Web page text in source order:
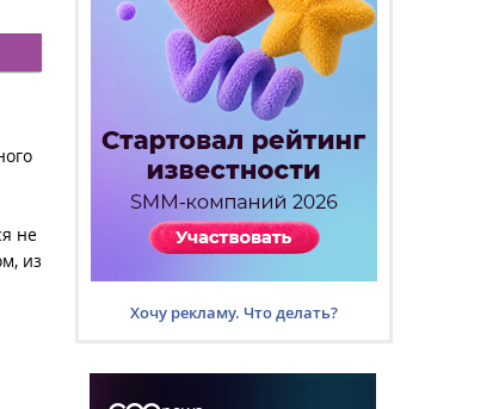
не
из
Хочу рекламу. Что делать?